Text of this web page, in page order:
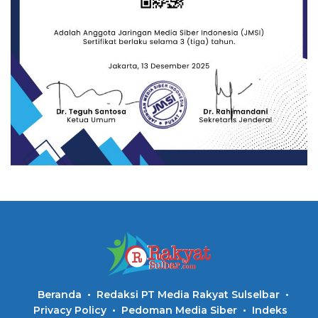
Beranda
Redaksi PT Media Rakyat Sulselbar
Privacy Policy
Pedoman Media Siber Indeks